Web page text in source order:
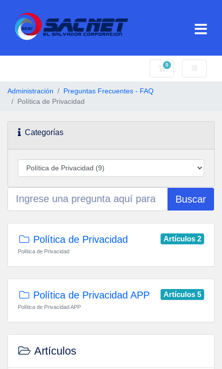
0
Carro de Pedidos
Administración
Preguntas Frecuentes - FAQ
Política de Privacidad
Categorías
Buscar
Artículos 2
Política de Privacidad
Política de Privacidad
Artículos 5
Política de Privacidad APP
Política de Privacidad APP
Artículos